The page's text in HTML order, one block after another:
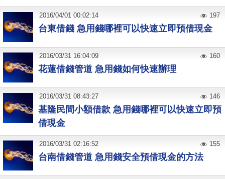
台東借錢 急用錢哪裡可以快速立即預借現金
2016/04/01 00:02:14 197
花蓮借錢管道 急用錢如何快速辦理
2016/03/31 16:04:09 160
基隆民間小額借款 急用錢哪裡可以快速立即預
借現金
2016/03/31 08:43:27 146
台南借錢管道 急用錢安全預借現金的方法
2016/03/31 02:16:52 155